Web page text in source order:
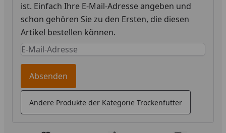
ist. Einfach Ihre E-Mail-Adresse angeben und
schon gehören Sie zu den Ersten, die diesen
Artikel bestellen können.
Keine Eingabe erforderlich
Eingabe erforderlich
Absenden
Andere Produkte der Kategorie Trockenfutter